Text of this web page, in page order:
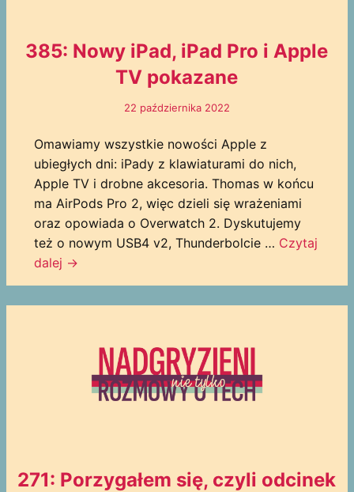
385: Nowy iPad, iPad Pro i Apple
TV pokazane
22 października 2022
Omawiamy wszystkie nowości Apple z
ubiegłych dni: iPady z klawiaturami do nich,
Apple TV i drobne akcesoria. Thomas w końcu
ma AirPods Pro 2, więc dzieli się wrażeniami
oraz opowiada o Overwatch 2. Dyskutujemy
też o nowym USB4 v2, Thunderbolcie … Czytaj
dalej →
271: Porzygałem się, czyli odcinek